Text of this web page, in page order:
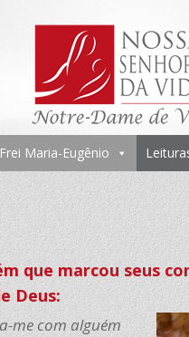
Frei Maria-Eugênio
que mar­­cou seus
Deus:
me com alguém